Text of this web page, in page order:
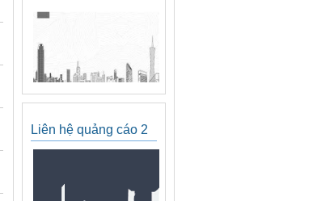
Liên hệ quảng cáo 2